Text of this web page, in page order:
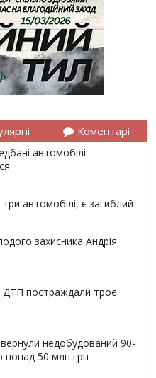
Коментарі
автомобілі:
автомобілі, є загиблий
захисника Андрія
ДТП постраждали троє
недобудований 90-
понад 50 млн грн